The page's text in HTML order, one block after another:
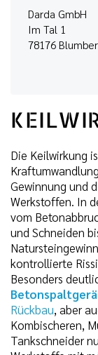
Darda GmbH
Im Tal 1
78176
Die Keilwirkung
Gewinnung und
Werkstoffen. In
vom
und Schneiden
kontrollierte
Besonders
Rückbau, aber
Kombischeren,
Tankschneider